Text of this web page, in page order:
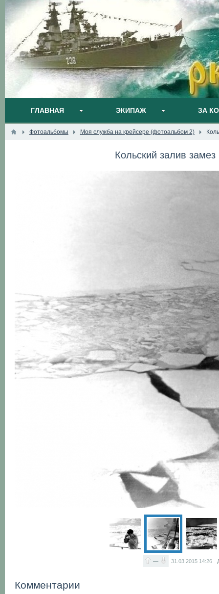
ГЛАВНАЯ ЭКИПАЖ ЗА
Фотоальбомы Моя служба на крейсере (фотоальбом 2)
Кольский залив замез
— 31.03.2015 14:26
Комментарии